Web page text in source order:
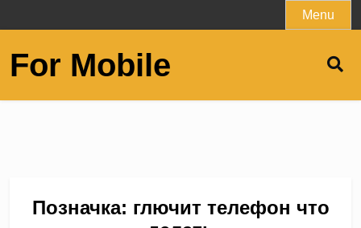
to
Menu
For Mobile
Позначка: глючит телефон что